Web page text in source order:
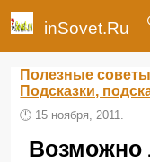
inSovet.Ru
Полезные советы
Подсказки,
🕛 15 ноября, 2011.
Возможно